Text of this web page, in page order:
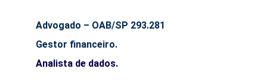
Advogado – OAB/SP 293.281
Gestor financeiro.
Analista de dados.